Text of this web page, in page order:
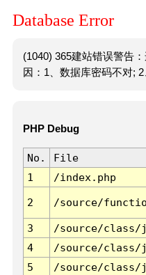
Database Error
(1040) 365建站错误警告
因：1、数据库密码不对; 2
PHP Debug
No. File
1
/index.php
2 /source/
3 /source/class/
4
/source/class/
5
/source/class/